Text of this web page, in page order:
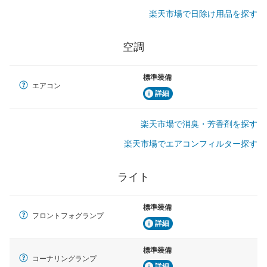
楽天市場で日除け用品を探す
空調
エアコン
標準装備
詳細
楽天市場で消臭・芳香剤を探す
楽天市場でエアコンフィルター探す
ライト
フロントフォグランプ
標準装備
詳細
コーナリングランプ
標準装備